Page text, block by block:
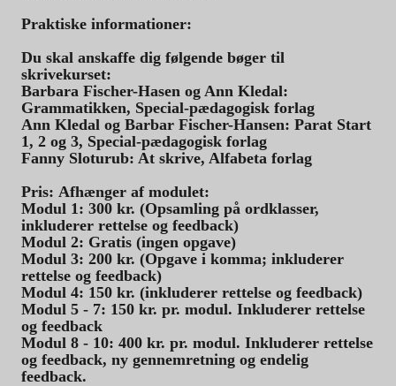
Praktiske informationer:
Du skal anskaffe dig følgende bøger til
skrivekurset:
Barbara Fischer-Hasen og Ann Kledal:
Grammatikken, Special-pædagogisk forlag
Ann Kledal og Barbar Fischer-Hansen: Parat Start
1, 2 og 3, Special-pædagogisk forlag
Fanny Sloturub: At skrive, Alfabeta forlag
Pris: Afhænger af modulet:
Modul 1: 300 kr. (Opsamling på ordklasser,
inkluderer rettelse og feedback)
Modul 2: Gratis (ingen opgave)
Modul 3: 200 kr. (Opgave i komma; inkluderer
rettelse og feedback)
Modul 4: 150 kr. (inkluderer rettelse og feedback)
Modul 5 - 7: 150 kr. pr. modul. Inkluderer rettelse
og feedback
Modul 8 - 10: 400 kr. pr. modul. Inkluderer rettelse
og feedback, ny gennemretning og endelig
feedback.